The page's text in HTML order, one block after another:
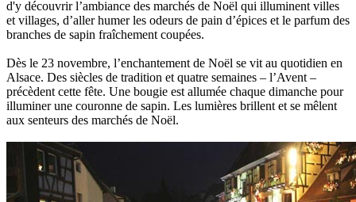
d'y découvrir l’ambiance des marchés de Noël qui illuminent villes
et villages, d’aller humer les odeurs de pain d’épices et le parfum des
branches de sapin fraîchement coupées.
Dès le 23 novembre, l’enchantement de Noël se vit au quotidien en
Alsace. Des siècles de tradition et quatre semaines – l’Avent –
précèdent cette fête. Une bougie est allumée chaque dimanche pour
illuminer une couronne de sapin. Les lumières brillent et se mêlent
aux senteurs des marchés de Noël.